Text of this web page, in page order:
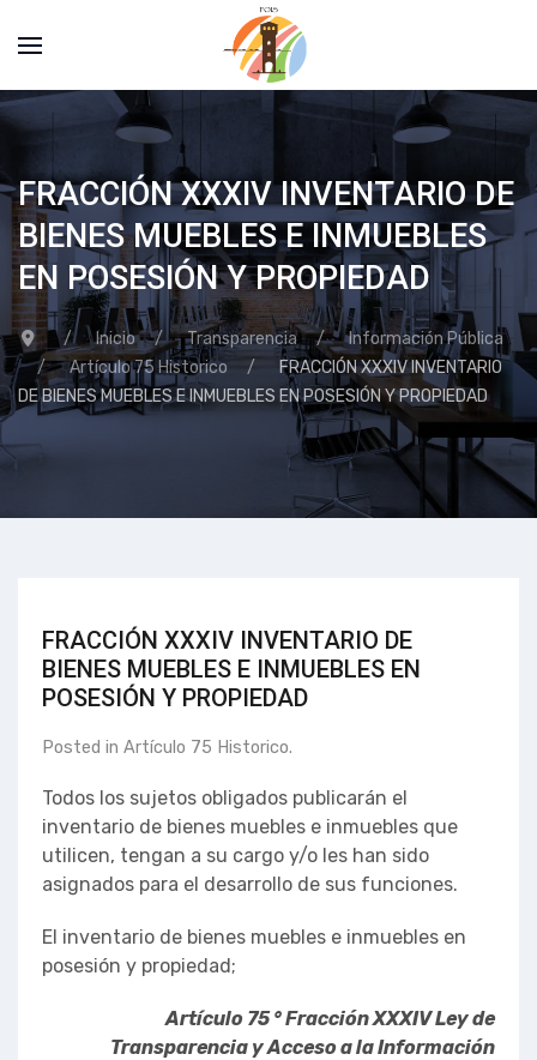
FRACCIÓN XXXIV INVENTARIO DE
BIENES MUEBLES E INMUEBLES
EN POSESIÓN Y PROPIEDAD
Inicio Transparencia
Información Pública
Artículo 75 Historico
FRACCIÓN XXXIV INVENTARIO
DE BIENES MUEBLES E INMUEBLES EN POSESIÓN Y PROPIEDAD
FRACCIÓN XXXIV INVENTARIO DE
BIENES MUEBLES E INMUEBLES EN
POSESIÓN Y PROPIEDAD
Posted in Artículo 75 Historico.
Todos los sujetos obligados publicarán el
inventario de bienes muebles e inmuebles que
utilicen, tengan a su cargo y/o les han sido
asignados para el desarrollo de sus funciones.
El inventario de bienes muebles e inmuebles en
posesión y propiedad;
Artículo 75 ° Fracción XXXIV Ley de
Transparencia y Acceso a la Información